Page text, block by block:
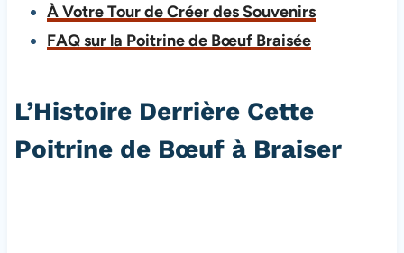
À Votre Tour de Créer des Souvenirs
FAQ sur la Poitrine de Bœuf Braisée
L’Histoire Derrière Cette
Poitrine de Bœuf à Braiser